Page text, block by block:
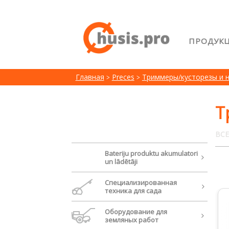
Главная Preces Триммеры/кусторезы и
Bateriju produktu akumulatori
un lādētāji
Cпециализированная
техника для сада
Oборудование для
земляных работ